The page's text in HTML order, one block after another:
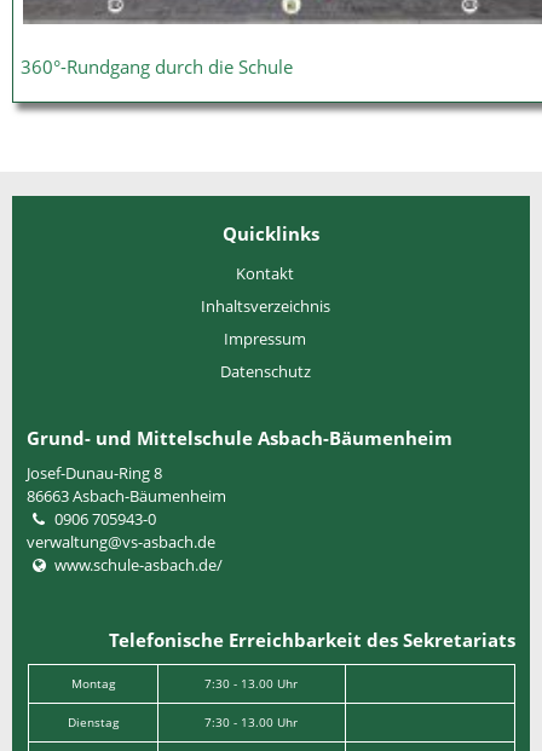
360°-Rundgang durch die Schule
Quicklinks
Kontakt
Inhaltsverzeichnis
Impressum
Datenschutz
Grund- und Mittelschule Asbach-Bäumenheim
Josef-Dunau-Ring 8
86663Asbach-Bäumenheim
0906 705943-0
verwaltung@vs-asbach.de
www.schule-asbach.de/
Telefonische Erreichbarkeit des Sekretariats
Montag 7:30 - 13.00 Uhr
Dienstag 7:30 - 13.00 Uhr